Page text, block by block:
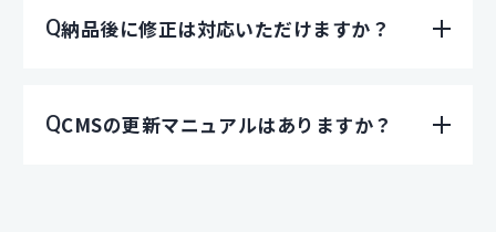
納品後に修正は対応いただけますか？
CMSの更新マニュアルはありますか？